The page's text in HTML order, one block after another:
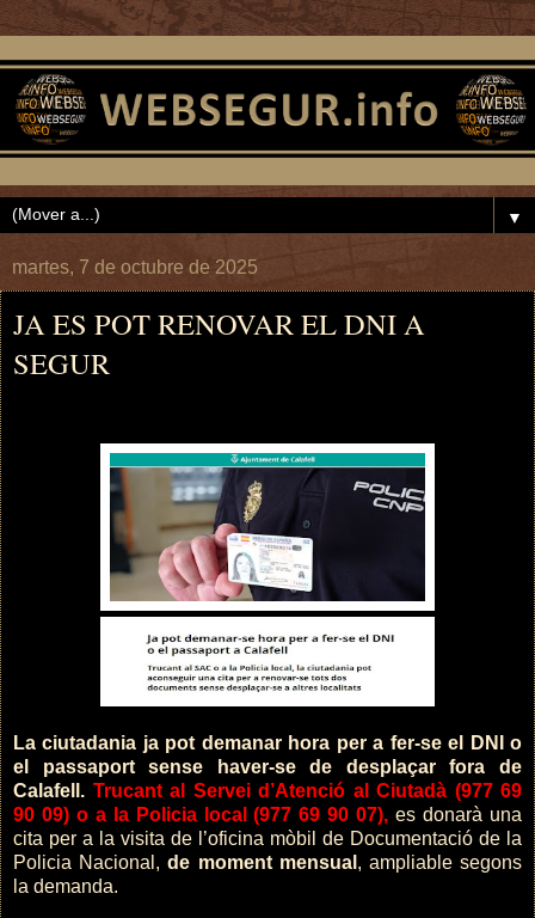
▼
martes, 7 de octubre de 2025
JA ES POT RENOVAR EL DNI A
SEGUR
La ciutadania ja pot demanar hora per a fer-se el DNI o
el passaport sense haver-se de desplaçar fora de
Calafell. Trucant al Servei d’Atenció al Ciutadà (977 69
90 09) o a la Policia local (977 69 90 07), es donarà una
cita per a la visita de l’oficina mòbil de Documentació de la
Policia Nacional,de moment mensual , ampliable segons
la demanda.